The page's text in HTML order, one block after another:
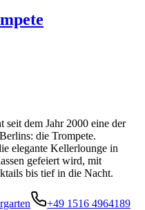
dem Jahr 2000 eine der
die Trompete.
elegante Kellerlounge in
gefeiert wird, mit
bis tief in die Nacht.
+49 1516 4964189